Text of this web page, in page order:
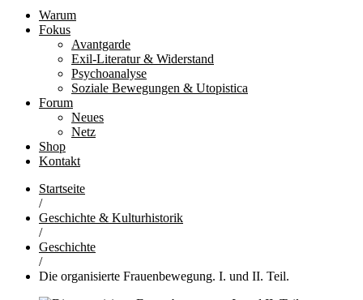
Warum
Fokus
Avantgarde
Exil-Literatur & Widerstand
Psychoanalyse
Soziale Bewegungen & Utopistica
Forum
Neues
Netz
Shop
Kontakt
Startseite
/
Geschichte & Kulturhistorik
/
Geschichte
/
Die organisierte Frauenbewegung. I. und II. Teil.